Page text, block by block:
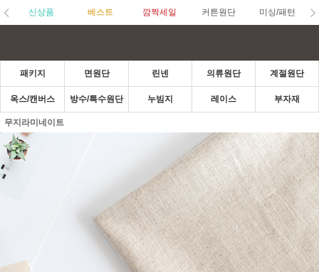
신상품 베스트 깜짝세일 커튼원단 미싱/패턴
패키지 면원단 린넨 의류원단 계절원단
옥스/캔버스 방수/특수원단 누빔지 레이스 부자재
무지라미네이트